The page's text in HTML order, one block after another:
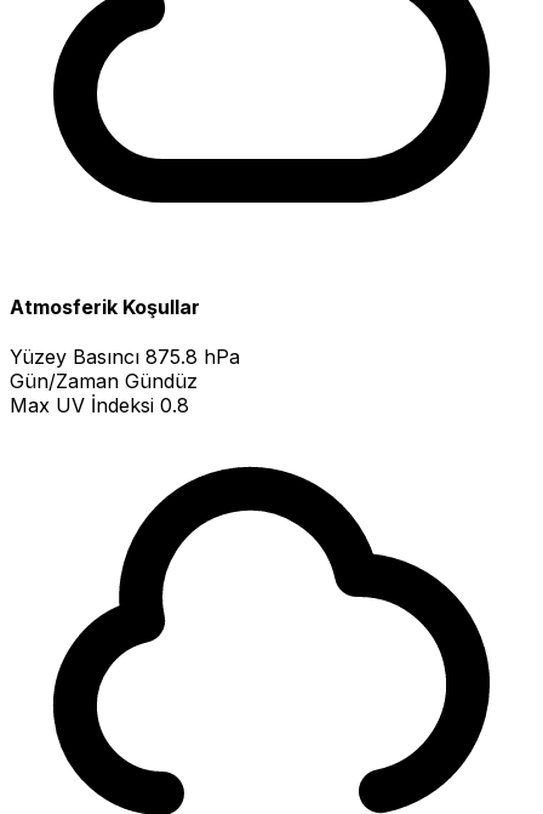
Atmosferik Koşullar
Yüzey Basıncı 875.8 hPa
Gün/Zaman Gündüz
Max UV İndeksi 0.8